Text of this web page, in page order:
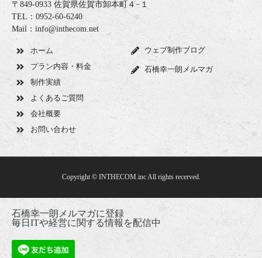
〒849-0933 佐賀県佐賀市卸本町４−１
TEL：0952-60-6240
Mail：info@inthecom.net
ホーム
プラン内容・料金
制作実績
よくあるご質問
会社概要
お問い合わせ
ウェブ制作ブログ
石橋幸一朗メルマガ
Copyright © INTHECOM.inc All rights recerved.
石橋幸一朗メルマガに登録
毎日ITや経営に関する情報を配信中